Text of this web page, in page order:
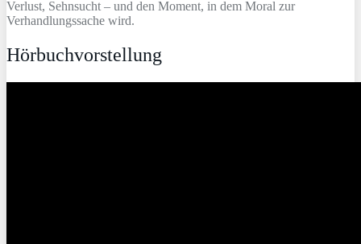
Verlust, Sehnsucht – und den Moment, in dem Moral zur
Verhandlungssache wird.
Hörbuchvorstellung